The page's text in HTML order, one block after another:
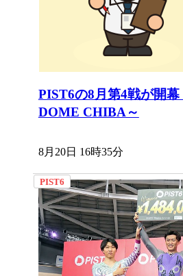
PIST6の8月第4戦が開
DOME CHIBA～
8月20日 16時35分